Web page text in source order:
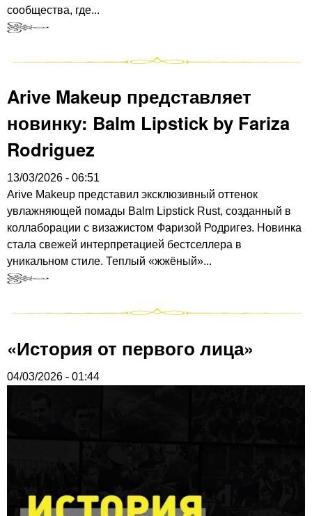
сообщества, где...
Arive Makeup представляет
новинку: Balm Lipstick by Fariza
Rodriguez
13/03/2026 - 06:51
Arive Makeup представил эксклюзивный оттенок
увлажняющей помады Balm Lipstick Rust, созданный в
коллаборации с визажистом Фаризой Родригез. Новинка
стала свежей интерпретацией бестселлера в
уникальном стиле. Теплый «жжёный»...
«История от первого лица»
04/03/2026 - 01:44